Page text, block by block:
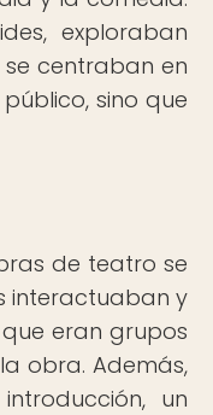
exploraban
se centraban en
sino que
de teatro se
interactuaban y
eran grupos
obra. Además,
un